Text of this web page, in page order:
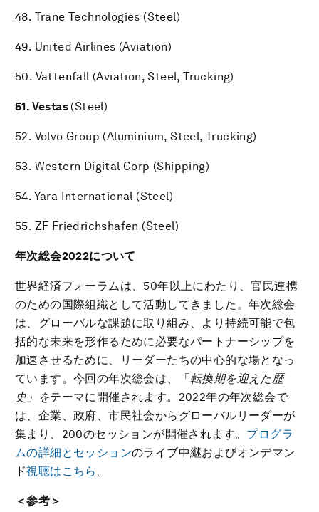
48. Trane Technologies (Steel)
49. United Airlines (Aviation)
50. Vattenfall (Aviation, Steel, Trucking)
51. Vestas (Steel)
52. Volvo Group (Aluminium, Steel, Trucking)
53. Western Digital Corp (Shipping)
54. Yara International (Steel)
55. ZF Friedrichshafen (Steel)
年次総会2022について
世界経済フォーラムは、50年以上にわたり、官民連携
のための国際組織として活動してきました。年次総会
は、グローバルな課題に取り組み、より持続可能で包
括的な未来を形作るために必要なパートナーシップを
加速させるために、リーダーたちの中心的な場となっ
ています。今回の年次総会は、「転換期を迎えた歴
史」をテーマに開催されます。2022年の年次総会で
は、企業、政府、市民社会からグローバルリーダーが
集まり、200のセッションが開催されます。 プログラ
ムの詳細とセッションのライブ中継およびオンデマン
ド視聴はこちら 。
＜参考＞